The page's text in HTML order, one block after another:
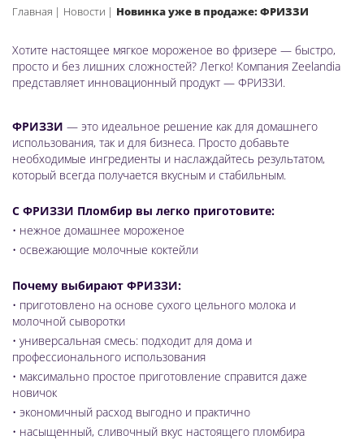
Главная Новости Новинка уже в продаже: ФРИЗЗИ
Хотите настоящее мягкое мороженое во фризере — быстро,
просто и без лишних сложностей? Легко! Компания Zeelandia
представляет инновационный продукт — ФРИЗЗИ.
ФРИЗЗИ — это идеальное решение как для домашнего
использования, так и для бизнеса. Просто добавьте
необходимые ингредиенты и наслаждайтесь результатом,
который всегда получается вкусным и стабильным.
С ФРИЗЗИ Пломбир вы легко приготовите:
• нежное домашнее мороженое
• освежающие молочные коктейли
Почему выбирают ФРИЗЗИ:
• приготовлено на основе сухого цельного молока и
молочной сыворотки
• универсальная смесь: подходит для дома и
профессионального использования
• максимально простое приготовление справится даже
новичок
• экономичный расход выгодно и практично
• насыщенный, сливочный вкус настоящего пломбира